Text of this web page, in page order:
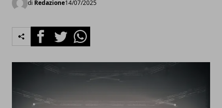
di Redazione14/07/2025
FacebookTwitterWhatsapp